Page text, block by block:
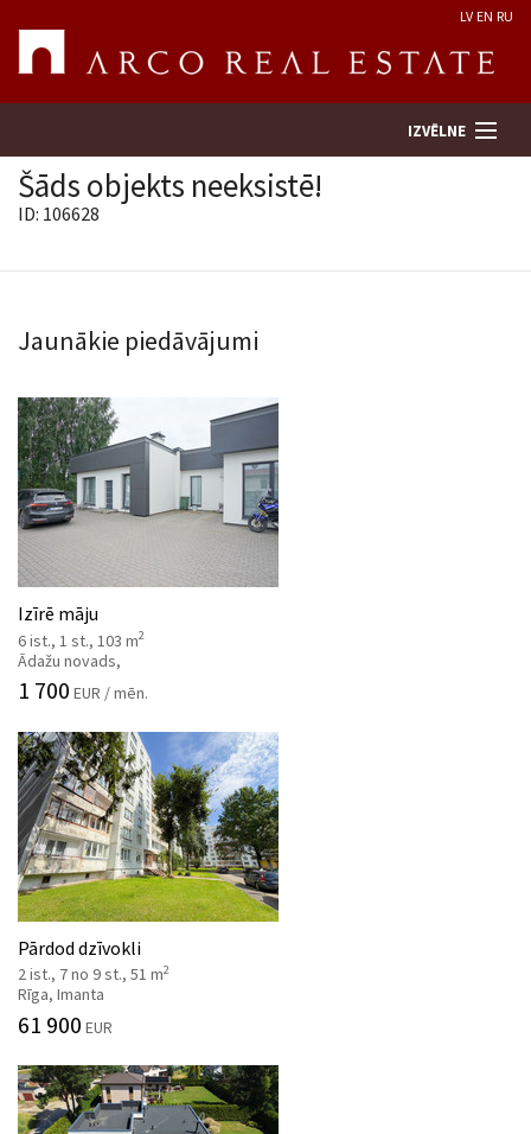
LV EN RU
IZVĒLNE
Uzņēmums
Pakalpojumi
Kontakti
Šāds objekts neeksistē!
ID: 106628
Jaunākie piedāvājumi
Izīrē māju
6 ist., 1 st., 103 m2
Ādažu novads,
1 700 EUR / mēn.
Pārdod dzīvokli
2 ist., 7 no 9 st., 51 m2
Rīga, Imanta
61 900 EUR